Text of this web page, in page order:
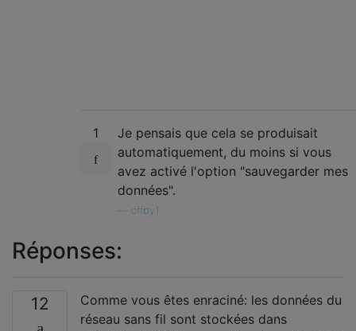
1
Je pensais que cela se produisait
automatiquement, du moins si vous
avez activé l'option "sauvegarder mes
données".
offby1
Réponses:
12
Comme vous êtes enraciné: les données du
réseau sans fil sont stockées dans